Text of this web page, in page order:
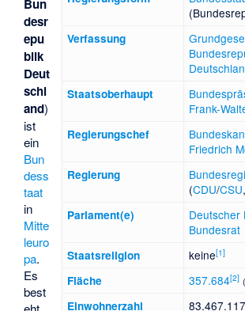
Verfassung
Staatsoberhaupt
Frank-
Regierungschef
Friedrich
Regierung
(CDU/CSU
Parlament(e) Deutscher
Bundesrat
Staatsreligion keine[1]
Fläche 357.684[2]
Einwohnerzahl
Bun
desr
epu
blik
Deut
schl
and)
ist
ein
Bun
dess
taat
in
Mitte
leuro
pa.
Es
best